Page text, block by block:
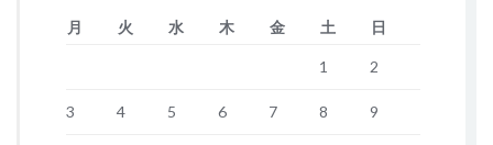
月 火 水 木 金 土 日
1 2
3 4 5 6 7 8 9